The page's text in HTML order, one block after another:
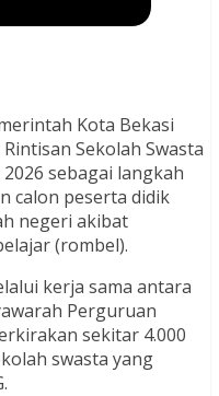
Kota Bekasi
Sekolah Swasta
sebagai langkah
calon peserta didik
negeri akibat
(rombel).
kerja sama antara
Perguruan
sekitar 4.000
swasta yang